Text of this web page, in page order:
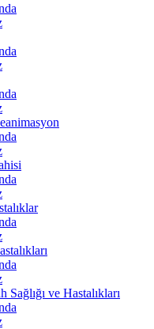
ve Hastalıkları